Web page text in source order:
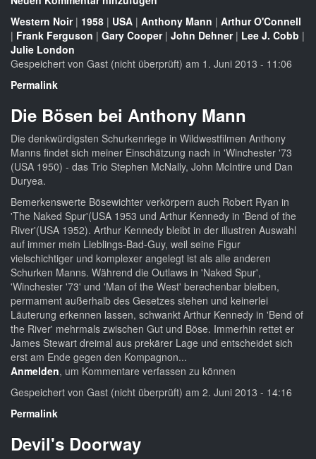
Western Noir| 1958 | USA | Anthony Mann | Arthur O'Connell
| Frank Ferguson | Gary Cooper| John Dehner| Lee J. Cobb |
Julie London
Gespeichert von Gast (nicht überprüft) am 1. Juni 2013 - 11:06
Permalink
Die Bösen bei Anthony Mann
Die denkwürdigsten Schurkenriege in Wildwestfilmen Anthony
Manns findet sich meiner Einschätzung nach in 'Winchester '73
(USA 1950) - das Trio Stephen McNally, John McIntire und Dan
Duryea.
Bemerkenswerte Bösewichter verkörpern auch Robert Ryan in
'The Naked Spur'(USA 1953 und Arthur Kennedy in 'Bend of the
River'(USA 1952). Arthur Kennedy bleibt in der illustren Auswahl
auf immer mein Lieblings-Bad-Guy, weil seine Figur
vielschichtiger und komplexer angelegt ist als alle anderen
Schurken Manns. Während die Outlaws in 'Naked Spur',
'Winchester '73' und 'Man of the West' berechenbar bleiben,
permament außerhalb des Gesetzes stehen und keinerlei
Läuterung erkennen lassen, schwankt Arthur Kennedy in 'Bend of
the River' mehrmals zwischen Gut und Böse. Immerhin rettet er
James Stewart dreimal aus prekärer Lage und entscheidet sich
erst am Ende gegen den Kompagnon...
Anmelden, um Kommentare verfassen zu können
Gespeichert von Gast (nicht überprüft) am 2. Juni 2013 - 14:16
Permalink
Devil's Doorway